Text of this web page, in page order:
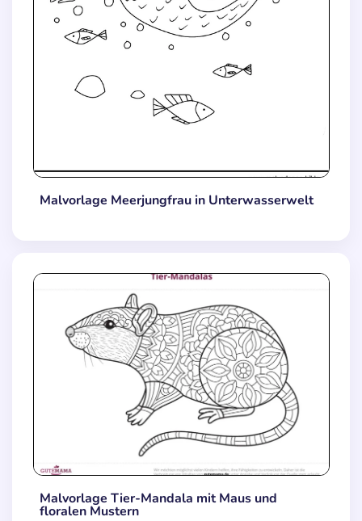
Malvorlage Meerjungfrau in Unterwasserwelt
Malvorlage Tier-Mandala mit Maus und
floralen Mustern